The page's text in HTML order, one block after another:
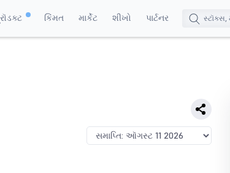
કિંમત માર્કેટ શીખો પાર્ટનર